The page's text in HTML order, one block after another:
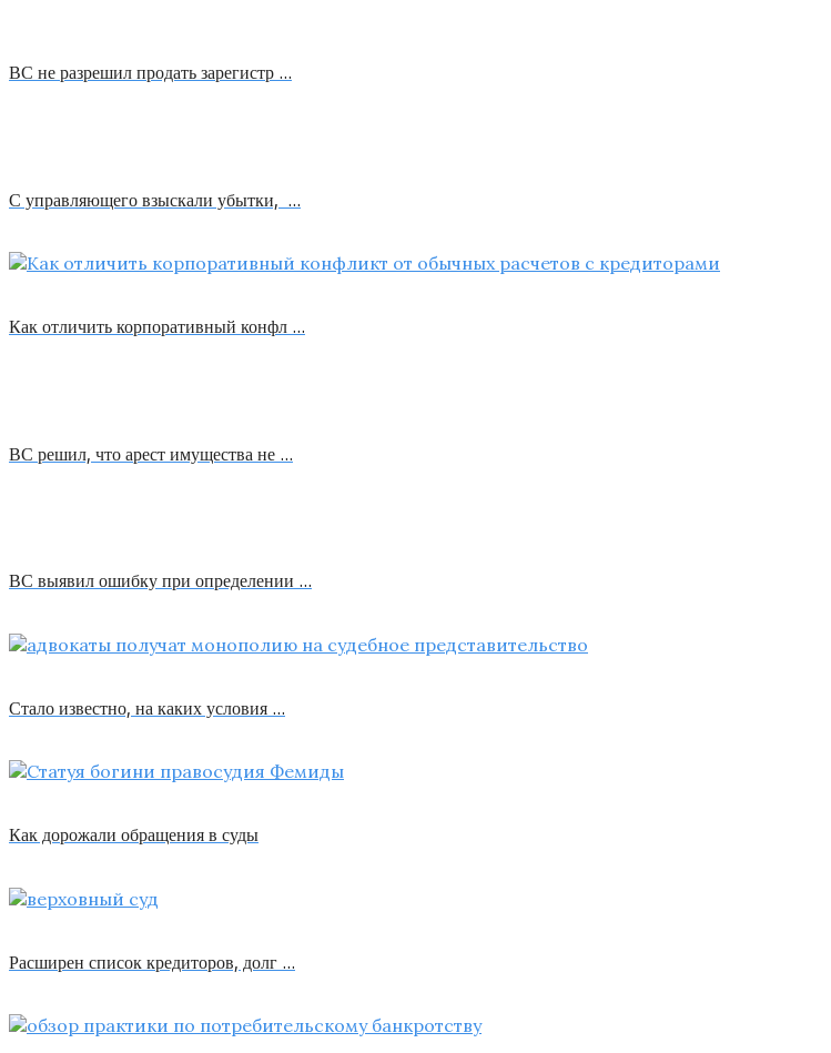
ВС не разрешил продать зарегистр …
С управляющего взыскали убытки, …
Как отличить корпоративный конфл …
ВС решил, что арест имущества не …
ВС выявил ошибку при определении …
Стало известно, на каких условия …
Как дорожали обращения в суды
Расширен список кредиторов, долг …